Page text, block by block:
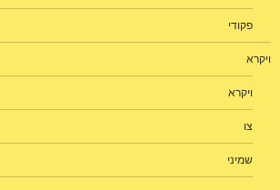
פקודי
ויקרא
ויקרא
צו
שמיני